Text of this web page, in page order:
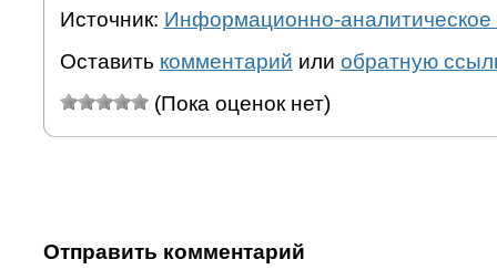
Источник: Информационно-аналитическое
Оставить комментарий или обратную
(Пока оценок нет)
Отправить комментарий